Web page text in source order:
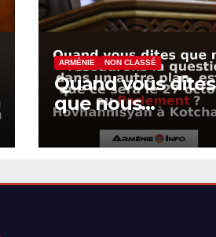
ARMÉNIE NON CLASSÉ
Quand vous dites
que nous
résoudrons la
question dans un
que ce sera le 27